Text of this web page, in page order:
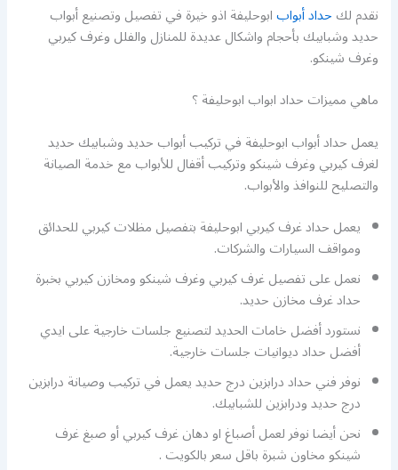
نقدم لكحداد أبوابابوحليفة اذو خيرة في تفصيل وتصنيع أبواب
حديد وشبابيك بأحجام واشكال عديدة للمنازل والفلل وغرف كيربي
وغرف شينكو.
ماهي مميزات حداد ابواب ابوحليفة ؟
يعمل حداد أبواب ابوحليفة في تركيب أبواب حديد وشبابيك حديد
لغرف كيربي وغرف شينكو وتركيب أقفال للأبواب مع خدمة الصيانة
والتصليح للنوافذ والأبواب.
يعمل حداد غرف كيربي ابوحليفة بتفصيل مظلات كيربي للحدائق
ومواقف السيارات والشركات.
نعمل على تفصيل غرف كيربي وغرف شينكو ومخازن كيربي بخبرة
حداد غرف مخازن حديد.
نستورد أفضل خامات الحديد لتصنيع جلسات خارجية على ايدي
أفضل حداد ديوانيات جلسات خارجية.
نوفر فني حداد درابزين درج حديد يعمل في تركيب وصيانة درابزين
درج حديد ودرابزين للشبابيك.
نحن أيضا نوفر لعمل أصباغ او دهان غرف كيربي أو صبغ غرف
شينكو مخاون شبرة باقل سعر بالكويت .